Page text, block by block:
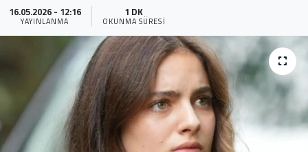
16.05.2026 - 12:16
YAYINLANMA
1 DK
OKUNMA SÜRESI
Teknoloji
Yaşam
Sağlık
Yazarlar